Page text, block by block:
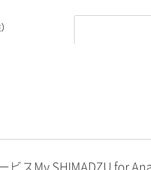
ビスMy SHIMADZU for